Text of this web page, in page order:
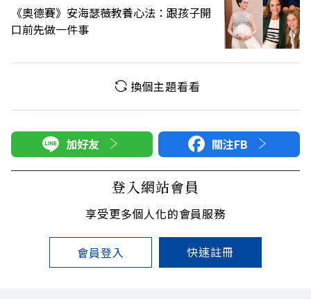
《奧德賽》安海瑟薇教養心法：跟孩子開
口前先做一件事
換個主題看看
加好友 關注FB
登入網站會員
享受更多個人化的會員服務
會員登入 快速註冊